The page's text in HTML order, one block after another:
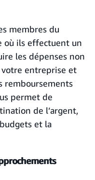
membres du
où ils effectuent un
les dépenses non
entreprise et
remboursements
permet de
de l’argent,
et la